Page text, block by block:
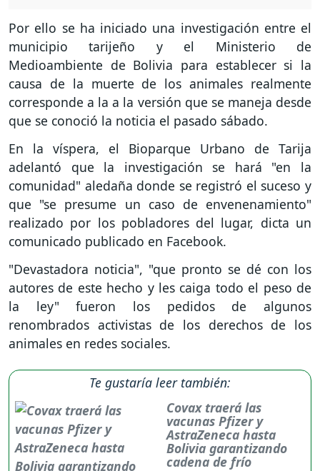
Por ello se ha iniciado una investigación entre el
municipio tarijeño y el Ministerio de
Medioambiente de Bolivia para establecer si la
causa de la muerte de los animales realmente
corresponde a la a la versión que se maneja desde
que se conoció la noticia el pasado sábado.
En la víspera, el Bioparque Urbano de Tarija
adelantó que la investigación se hará "en la
comunidad" aledaña donde se registró el suceso y
que "se presume un caso de envenenamiento"
realizado por los pobladores del lugar, dicta un
comunicado publicado en Facebook.
"Devastadora noticia", "que pronto se dé con los
autores de este hecho y les caiga todo el peso de
la ley" fueron los pedidos de algunos
renombrados activistas de los derechos de los
animales en redes sociales.
Te gustaría leer también:
Covax traerá las
vacunas Pfizer y
AstraZeneca hasta
Bolivia garantizando
cadena de frío